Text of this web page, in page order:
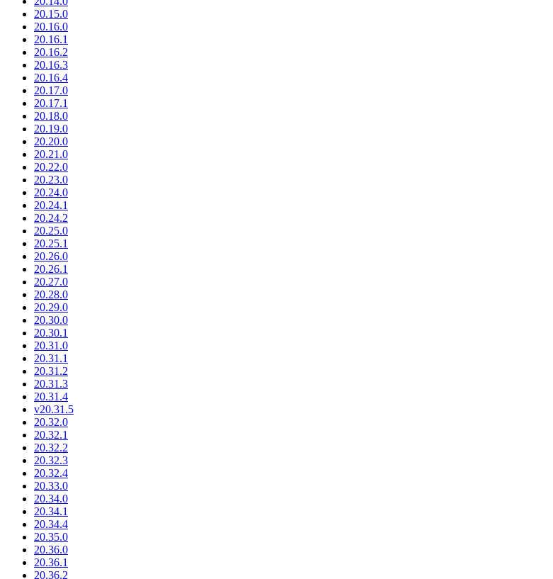
20.15.0
20.16.0
20.16.1
20.16.2
20.16.3
20.16.4
20.17.0
20.17.1
20.18.0
20.19.0
20.20.0
20.21.0
20.22.0
20.23.0
20.24.0
20.24.1
20.24.2
20.25.0
20.25.1
20.26.0
20.26.1
20.27.0
20.28.0
20.29.0
20.30.0
20.30.1
20.31.0
20.31.1
20.31.2
20.31.3
20.31.4
v20.31.5
20.32.0
20.32.1
20.32.2
20.32.3
20.32.4
20.33.0
20.34.0
20.34.1
20.34.4
20.35.0
20.36.0
20.36.1
20.36.2